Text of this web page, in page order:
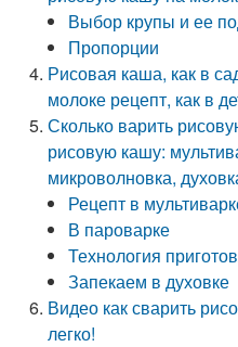
Выбор крупы и ее
Пропорции
Рисовая каша, как в
молоке рецепт, как в
Сколько варить
рисовую кашу:
микроволновка,
Рецепт в
В пароварке
Технология
Запекаем в духовке
Видео как сварить
легко!